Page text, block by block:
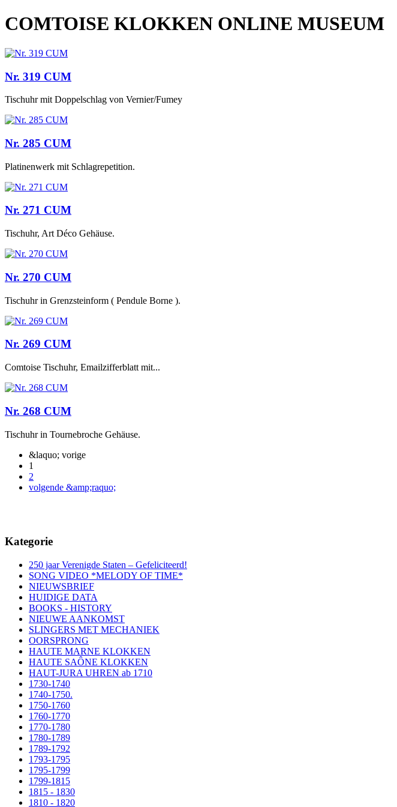
COMTOISE KLOKKEN ONLINE MUSEUM
Nr. 319 CUM
Tischuhr mit Doppelschlag von Vernier/Fumey
Nr. 285 CUM
Platinenwerk mit Schlagrepetition.
Nr. 271 CUM
Tischuhr, Art Déco Gehäuse.
Nr. 270 CUM
Tischuhr in Grenzsteinform ( Pendule Borne ).
Nr. 269 CUM
Comtoise Tischuhr, Emailzifferblatt mit...
Nr. 268 CUM
Tischuhr in Tournebroche Gehäuse.
&laquo; vorige
1
2
volgende &amp;raquo;
Kategorie
250 jaar Verenigde Staten – Gefeliciteerd!
SONG VIDEO *MELODY OF TIME*
NIEUWSBRIEF
HUIDIGE DATA
BOOKS - HISTORY
NIEUWE AANKOMST
SLINGERS MET MECHANIEK
OORSPRONG
HAUTE MARNE KLOKKEN
HAUTE SAÔNE KLOKKEN
HAUT-JURA UHREN ab 1710
1730-1740
1740-1750.
1750-1760
1760-1770
1770-1780
1780-1789
1789-1792
1793-1795
1795-1799
1799-1815
1815 - 1830
1810 - 1820